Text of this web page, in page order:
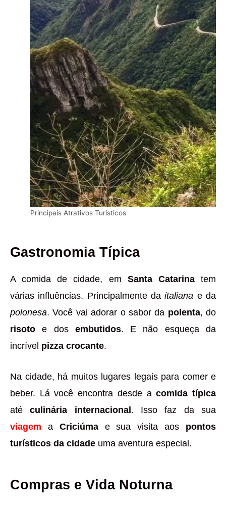
Principais Atrativos Turísticos
Gastronomia Típica
A comida de cidade, em Santa Catarinatem
várias influências. Principalmente daitaliana e da
polonesa. Você vai adorar o sabor da polenta, do
risoto e dos embutidos. E não esqueça da
incrível pizza crocante.
Na cidade, há muitos lugares legais para comer e
beber. Lá você encontra desde acomida típica
atéculinária internacional. Isso faz da sua
viagem a Criciúmae sua visita aos pontos
turísticos da cidade uma aventura especial.
Compras e Vida Noturna